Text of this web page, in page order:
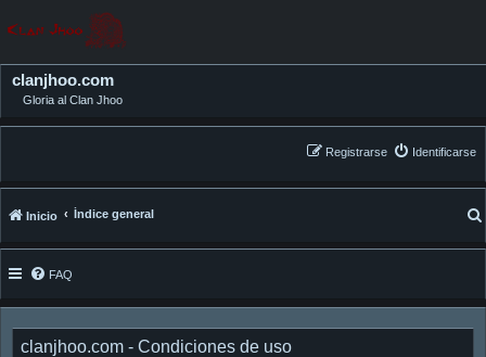
clanjhoo.com
Gloria al Clan Jhoo
Identificarse
Registrarse
Inicio Índice general
FAQ
clanjhoo.com - Condiciones de uso